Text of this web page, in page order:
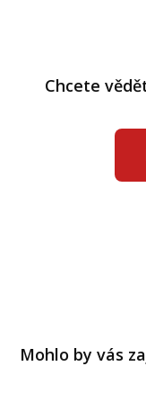
Chcete
Mohlo by vás